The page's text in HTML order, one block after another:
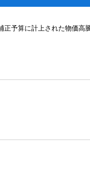
予算に計上された物価高